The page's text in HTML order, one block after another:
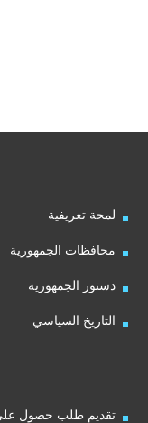
لمحة تعريفية
محافظات الجمهورية
دستور الجمهورية
التاريخ السياسي
تقديم طلب حصول